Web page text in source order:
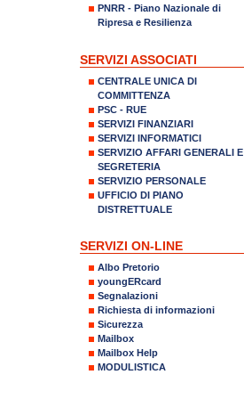
PNRR - Piano Nazionale di
Ripresa e Resilienza
SERVIZI ASSOCIATI
CENTRALE UNICA DI
COMMITTENZA
PSC - RUE
SERVIZI FINANZIARI
SERVIZI INFORMATICI
SERVIZIO AFFARI GENERALI E
SEGRETERIA
SERVIZIO PERSONALE
UFFICIO DI PIANO
DISTRETTUALE
SERVIZI ON-LINE
Albo Pretorio
youngERcard
Segnalazioni
Richiesta di informazioni
Sicurezza
Mailbox
Mailbox Help
MODULISTICA